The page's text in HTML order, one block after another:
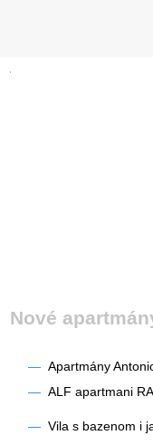
Nové
— Apartmány
— ALF apartmani
— Vila s bazenom i